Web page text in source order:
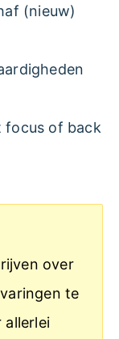
(nieuw)
focus of back
over
te
allerlei